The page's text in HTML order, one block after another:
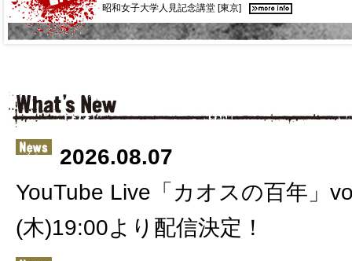
昭和女子大学人見記念講堂 [東京]
2026.08.07
YouTube Live「カオスの百年」
(木)19:00より配信決定！